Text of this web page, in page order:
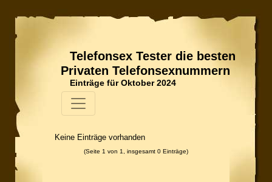
Telefonsex Tester die besten
Privaten Telefonsexnummern
Einträge für Oktober 2024
Keine Einträge vorhanden
(Seite 1 von 1, insgesamt 0 Einträge)